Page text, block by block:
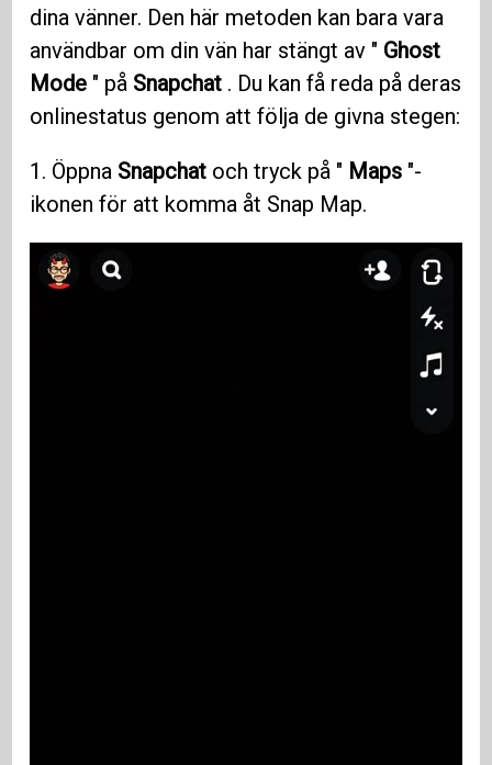
dina vänner. Den här metoden kan bara vara
användbar om din vän har stängt av " Ghost
Mode " på Snapchat . Du kan få reda på deras
onlinestatus genom att följa de givna stegen:
1. Öppna Snapchat och tryck på " Maps "-
ikonen för att komma åt Snap Map.